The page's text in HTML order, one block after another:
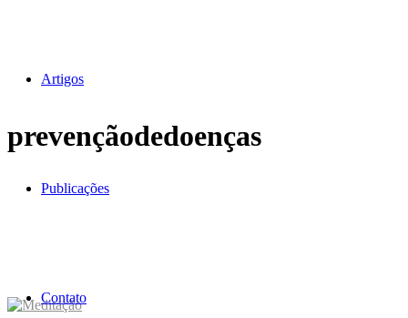
Artigos
Publicações
Contato
prevençãodedoenças